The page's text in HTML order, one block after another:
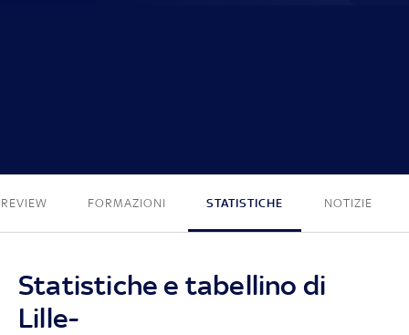
FORMAZIONI STATISTICHE NOTIZIE
Statistiche e tabellino di
Lille-